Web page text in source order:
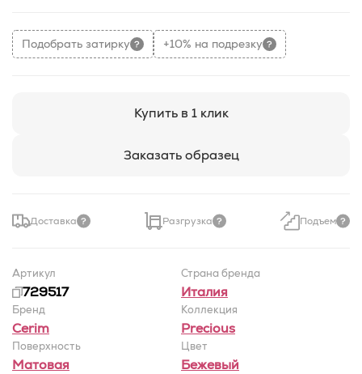
Подобрать затирку +10% на подрезку
Купить в 1 клик
Заказать образец
Доставка Разгрузка Подъем
Артикул
729517
Страна бренда
Италия
Бренд
Cerim
Коллекция
Precious
Поверхность
Матовая
Цвет
Бежевый